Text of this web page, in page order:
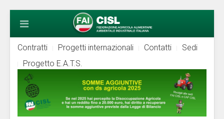
Contratti Progetti internazionali Contatti
Sedi
Progetto E.A.T.S.